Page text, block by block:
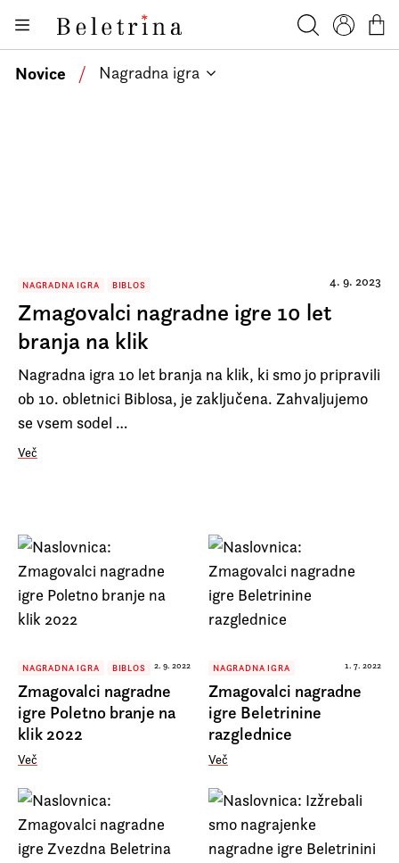
Beletrina
Knjige
O nas
Beletrinini projekti
Kontakt
Novice / Nagradna igra
NAGRADNA IGRA BIBLOS 4. 9. 2023
Zmagovalci nagradne igre 10 let
branja na klik
Nagradna igra 10 let branja na klik, ki smo jo pripravili
ob 10. obletnici Biblosa, je zaključena. Zahvaljujemo
se vsem sodel …
Več
NAGRADNA IGRA BIBLOS 2. 9. 2022
Zmagovalci nagradne
igre Poletno branje na
klik 2022
Več
NAGRADNA IGRA 1. 7. 2022
Zmagovalci nagradne
igre Beletrinine
razglednice
Več